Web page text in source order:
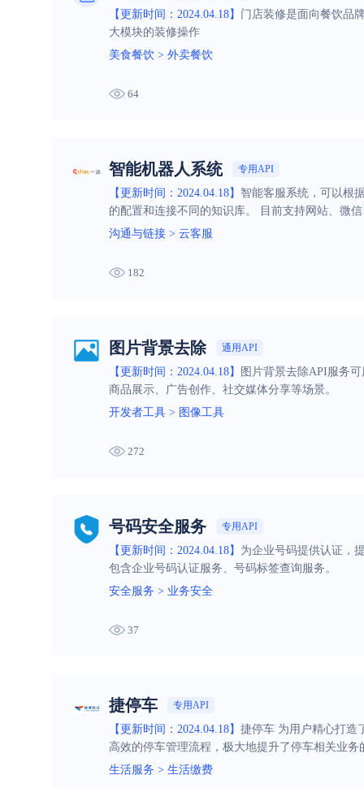
【更新时间：2024.04.18】 门店装修是面向餐饮品
大模块的装修操作
美食餐饮 > 外卖餐饮
64
智能机器人系统 专用API
【更新时间：2024.04.18】 智能客服系统，可以根
的配置和连接不同的知识库。 目前支持网站、微
沟通与链接 > 云客服
182
图片背景去除 通用API
【更新时间：2024.04.18】
图片背景去除API服务
商品展示、广告创作、社交媒体分享等场景。
开发者工具 > 图像工具
272
号码安全服务 专用API
【更新时间：2024.04.18】 为企业号码提供认证，
包含企业号码认证服务、号码标签查询服务。
安全服务 > 业务安全
37
捷停车 专用API
【更新时间：2024.04.18】 捷停车 为用户精心打造
高效的停车管理流程，极大地提升了停车相关业
生活服务 > 生活缴费